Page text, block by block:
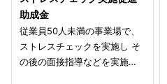
助成金
従業員50人未満の事業場で、
ストレスチェックを実施し そ
の後の面接指導などを実施…